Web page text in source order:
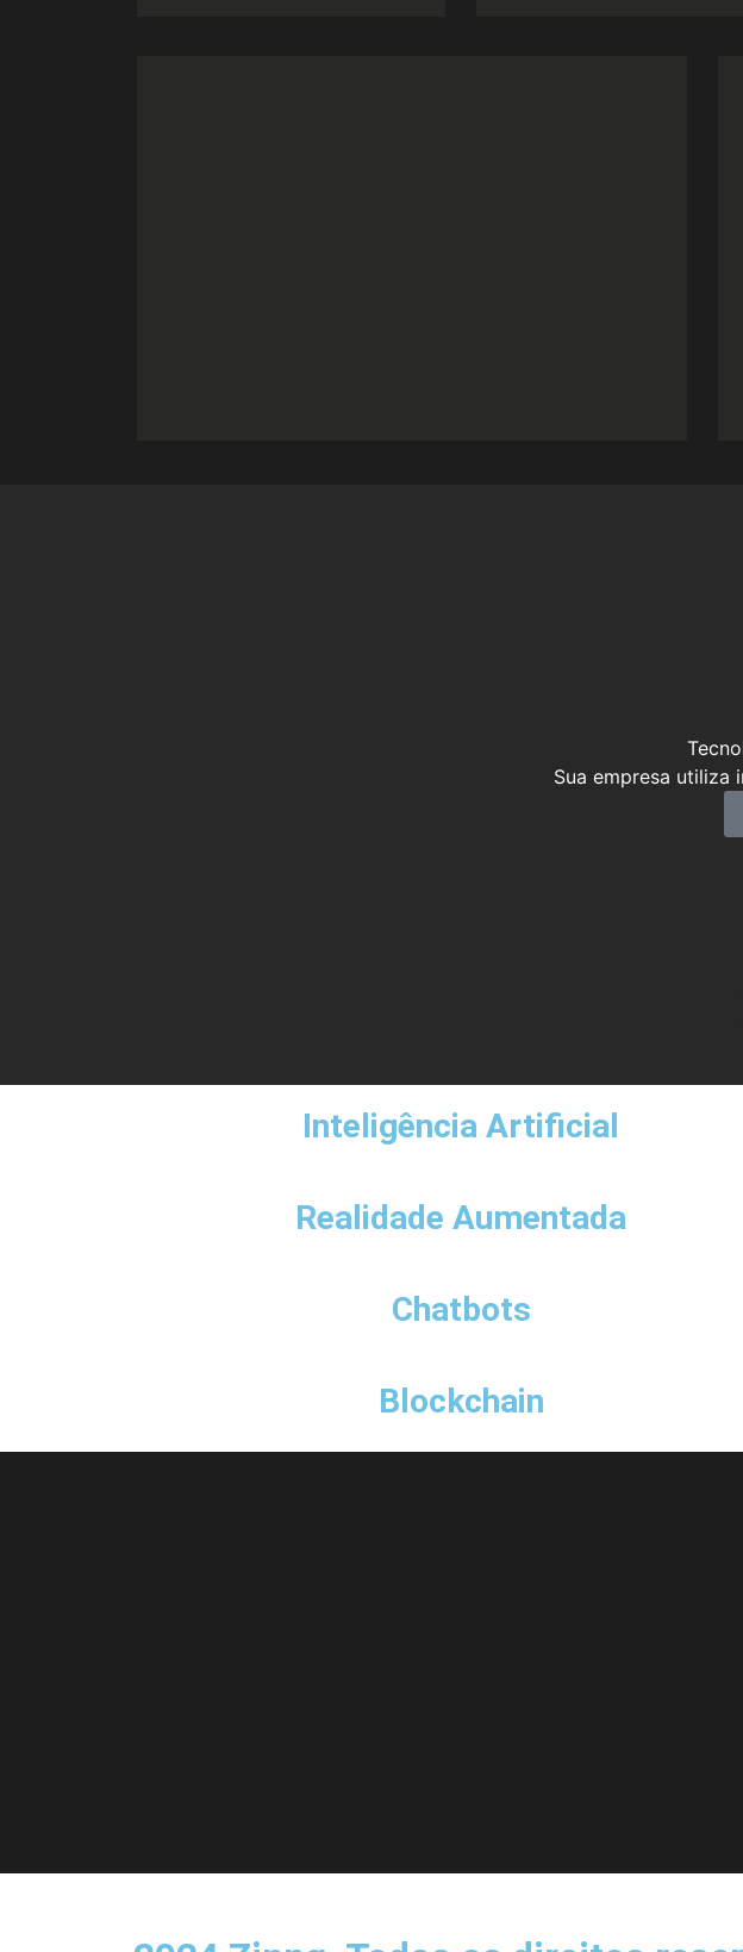
Sua empresa utiliza
Inteligência Artificial
Realidade Aumentada
Chatbots
Blockchain